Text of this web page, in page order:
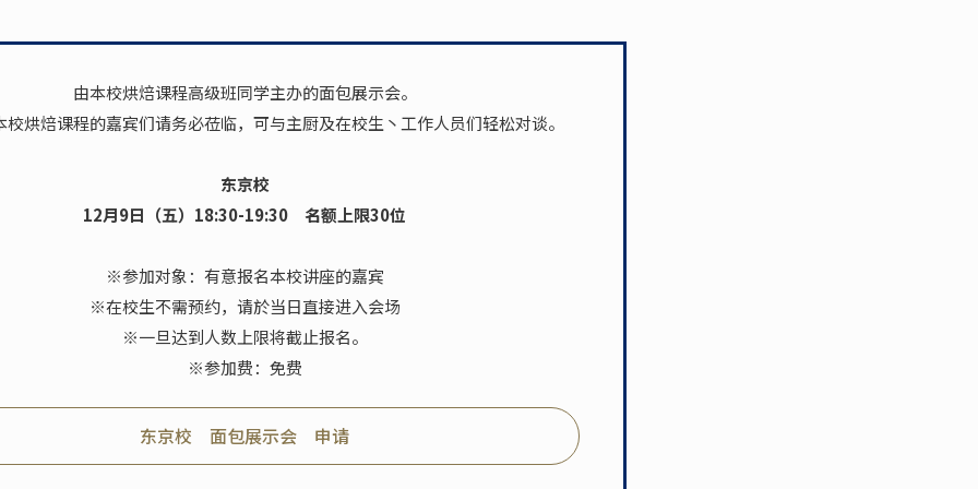
由本校烘焙课程高级班同学主办的面包展示会。
校烘焙课程的嘉宾们请务必莅临，可与主厨及在校生丶工作人员们轻松对谈。
东京校
12月9日（五）18:30-19:30 名额上限30位
※参加对象：有意报名本校讲座的嘉宾
※在校生不需预约，请於当日直接进入会场
※一旦达到人数上限将截止报名。
※参加费：免费
东京校 面包展示会 申请